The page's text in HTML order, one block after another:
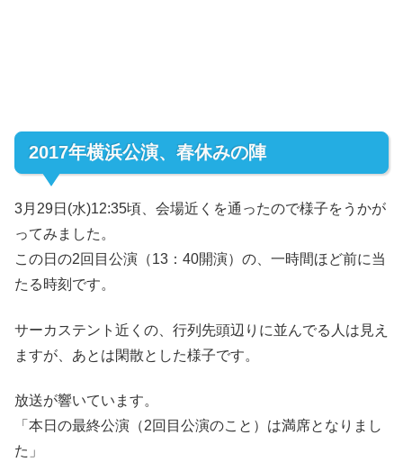
2017年横浜公演、春休みの陣
3月29日(水)12:35頃、会場近くを通ったので様子をうかが
ってみました。
この日の2回目公演（13：40開演）の、一時間ほど前に当
たる時刻です。
サーカステント近くの、行列先頭辺りに並んでる人は見え
ますが、あとは閑散とした様子です。
放送が響いています。
「本日の最終公演（2回目公演のこと）は満席となりまし
た」